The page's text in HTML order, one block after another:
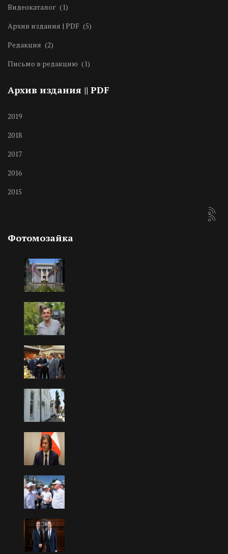
Видеокаталог (1)
Архив издания | PDF (5)
Редакция (2)
Письмо в редакцию (1)
Архив издания || PDF
2019
2018
2017
2016
2015
Фотомозайка